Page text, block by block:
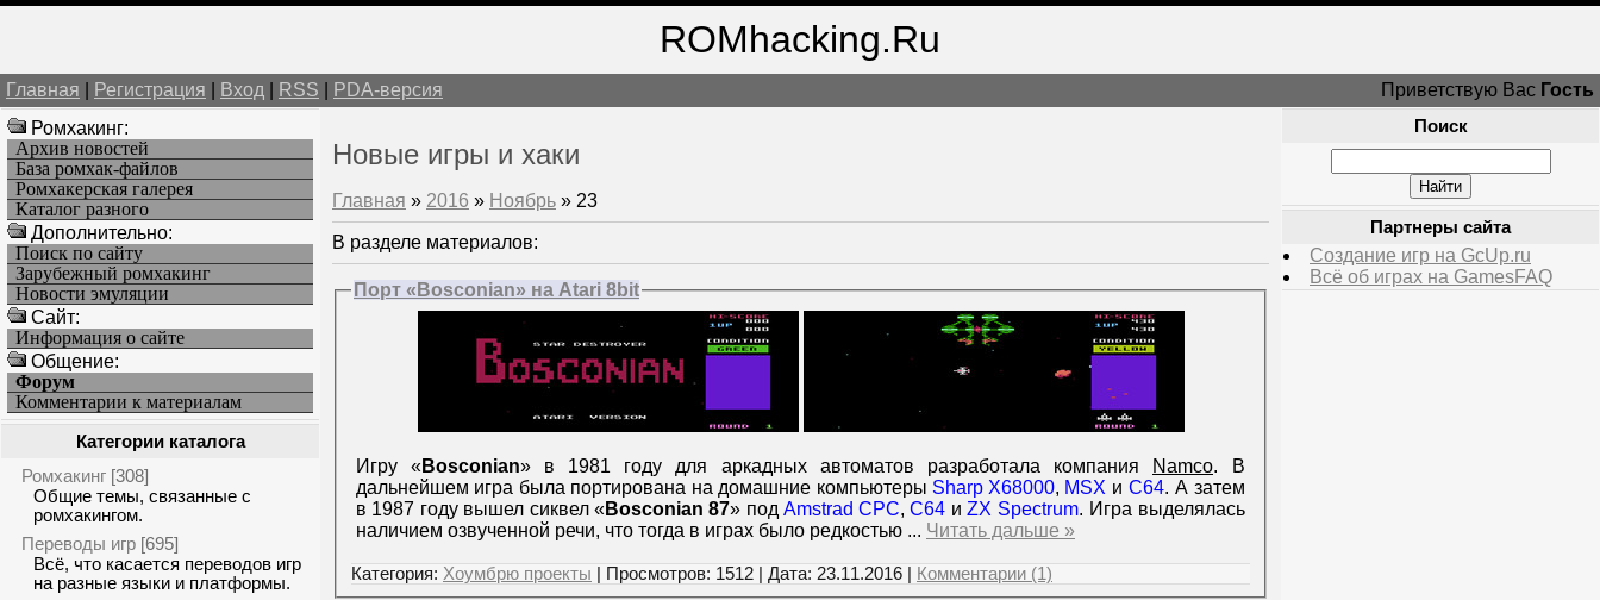
ROMhacking.Ru
Главная Регистрация Вход RSS PDA-версия Приветствую Вас Гость
Ромхакинг:
Архив новостей
База ромхак-файлов
Ромхакерская галерея
Каталог разного
Дополнительно:
Поиск по сайту
Зарубежный ромхакинг
Новости эмуляции
Cайт:
Информация о сайте
Общение:
Форум
Комментарии к материалам
Категории каталога
Ромхакинг [308]
Общие темы, связанные с
ромхакингом.
Переводы игр [695]
Всё, что касается переводов игр
на разные языки и платформы.
Новые игры и хаки
Главная » 2016 » Ноябрь » 23
В разделе материалов:
Порт «Bosconian» на Atari 8bit
Игру «Bosconian» в 1981 году для аркадных автоматов разработала компания Namco. В
дальнейшем игра была портирована на домашние компьютеры Sharp X68000, MSX и C64. А затем
в 1987 году вышел сиквел «Bosconian 87» под Amstrad CPC, C64 и ZX Spectrum. Игра выделялась
наличием озвученной речи, что тогда в играх было редкостью ... Читать дальше »
Категория: Хоумбрю проекты | Просмотров: 1512 | Дата: 23.11.2016 Комментарии (1)
Поиск
Партнеры сайта
Создание игр на GcUp.ru
Всё об играх на GamesFAQ